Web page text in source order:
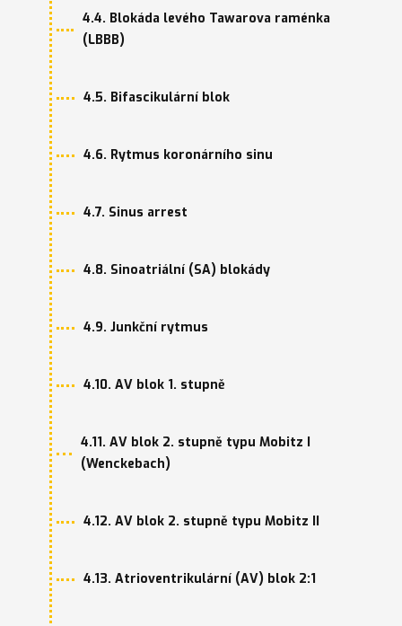
4.4. Blokáda levého Tawarova raménka
(LBBB)
4.5. Bifascikulární blok
4.6. Rytmus koronárního sinu
4.7. Sinus arrest
4.8. Sinoatriální (SA) blokády
4.9. Junkční rytmus
4.10. AV blok 1. stupně
4.11. AV blok 2. stupně typu Mobitz I
(Wenckebach)
4.12. AV blok 2. stupně typu Mobitz II
4.13. Atrioventrikulární (AV) blok 2:1